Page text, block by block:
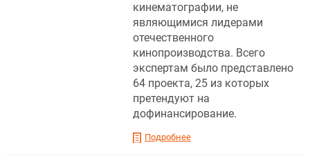
кинематографии, не
являющимися лидерами
отечественного
кинопроизводства. Всего
экспертам было представлено
64 проекта, 25 из которых
претендуют на
дофинансирование.
Подробнее